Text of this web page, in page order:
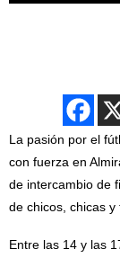
La pasión por el
con fuerza en
de intercambio de
de chicos, chicas y
Entre las 14 y las